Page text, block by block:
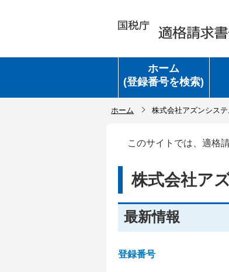
ホーム
(登録番号を検索)
ホーム 株式会社アズンシス
このサイトでは、適格
株式会社ア
最新情報
登録番号